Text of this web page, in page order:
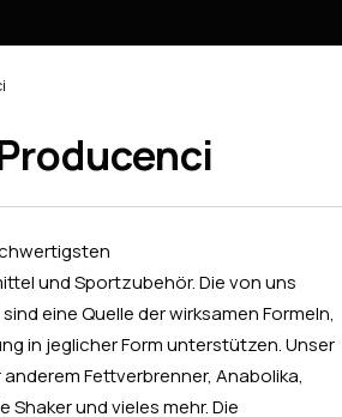
und Sportzubehör. Die von uns
eine Quelle der wirksamen Formeln,
in jeglicher Form unterstützen. Unser
Fettverbrenner, Anabolika,
Shaker und vieles mehr. Die